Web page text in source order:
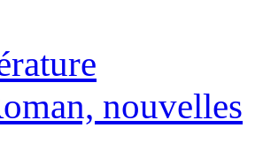
nouvelles